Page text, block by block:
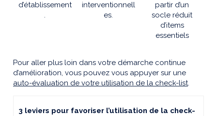
d’établissement
.
interventionnell
es.
partir d’un
socle réduit
d’items
essentiels
Pour aller plus loin dans votre démarche continue
d’amélioration, vous pouvez vous appuyer sur une
auto-évaluation de votre utilisation de la check-list.
3 leviers pour favoriser l’utilisation de la check-